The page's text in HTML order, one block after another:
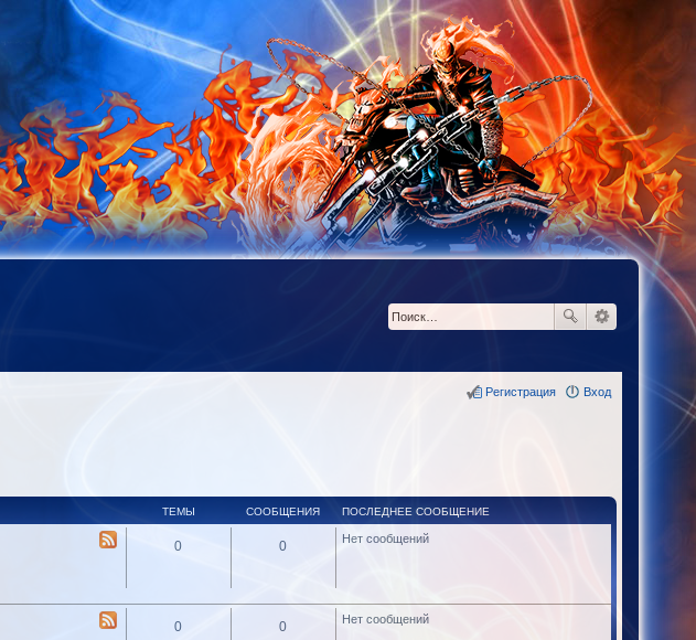
Вход
Регистрация
ТЕМЫ СООБЩЕНИЯ ПОСЛЕДНЕЕ СООБЩЕНИЕ
0 0 Нет сообщений
0 0 Нет сообщений